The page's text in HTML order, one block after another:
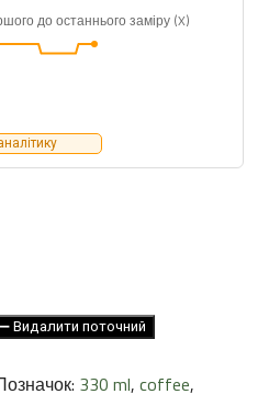
до останнього заміру (X)
➖ Видалити поточний
330 ml, coffee,